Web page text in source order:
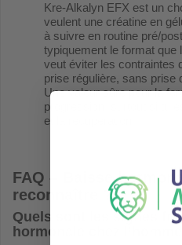
Kre-Alkalyn EFX est un
veulent une créatine en
à suivre en routine pré/
typiquement le format que
veut éviter les contraintes
prise régulière, sans prise
Une valeur sûre pour la
progression, surtout si tu
et la récupération.
FAQ – Baisse
reconnaître ?
Quels sont les signes
hormonale chez l’homme